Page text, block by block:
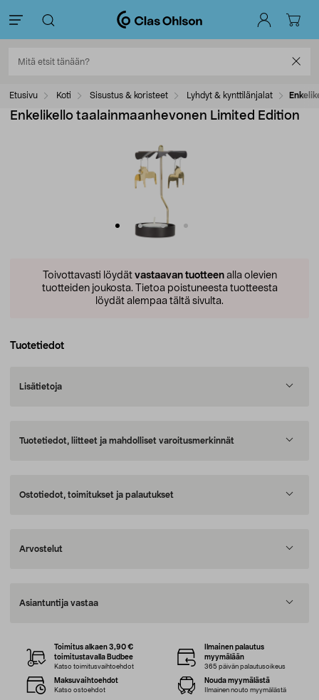
Etusivu Koti Sisustus & koristeet Lyhdyt & kynttilänjalat
Enkelikello taalainmaanhevonen Limited Edition
Toivottavasti löydät vastaavan tuotteenalla olevien
tuotteiden joukosta. Tietoa poistuneesta tuotteesta
löydät alempaa tältä sivulta.
Tuotetiedot
Lisätietoja
Tuotetiedot, liitteet ja mahdolliset varoitusmerkinnät
Ostotiedot, toimitukset ja palautukset
Arvostelut
Asiantuntija vastaa
Toimitus alkaen 3,90 €
toimitustavalla Budbee
Katso toimitusvaihtoehdot
Ilmainen palautus
myymälään
365 päivän palautusoikeus
Maksuvaihtoehdot
Katso ostoehdot
Nouda myymälästä
Ilmainen nouto myymälästä